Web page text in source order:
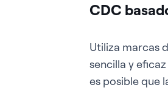
CDC
Utiliza marcas
sencilla y
es posible que